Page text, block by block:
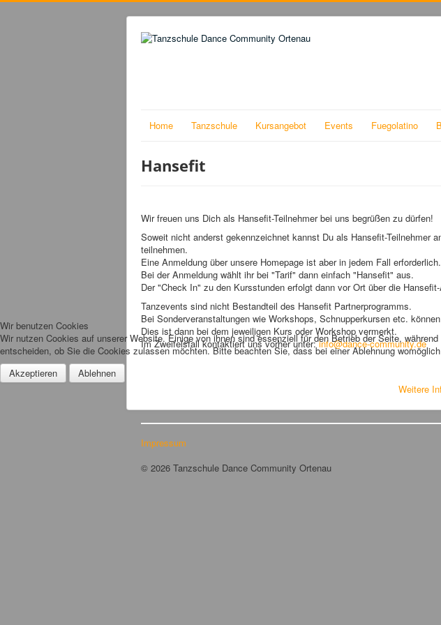
Home Tanzschule Kursangebot Events Fuegolatino
Hansefit
Wir freuen uns Dich als Hansefit-Teilnehmer bei uns begrüßen zu dürfen!
Soweit nicht anderst gekennzeichnet kannst Du als Hansefit-Teilnehmer
teilnehmen.
Eine Anmeldung über unsere Homepage ist aber in jedem Fall erforderlich.
Bei der Anmeldung wählt ihr bei "Tarif" dann einfach "Hansefit" aus.
Der "Check In" zu den Kursstunden erfolgt dann vor Ort über die
Tanzevents sind nicht Bestandteil des Hansefit Partnerprogramms.
Bei Sonderveranstaltungen wie Workshops, Schnupperkursen etc.
Dies ist dann bei dem jeweiligen Kurs oder Workshop vermerkt.
Im Zweifelsfall kontaktiert uns vorher unter:info@dance-community.de
Impressum
© 2026 Tanzschule Dance Community Ortenau
Wir benutzen Cookies
Wir nutzen Cookies auf unserer Website. Einige von ihnen sind essenziell für den Betrieb der Seite,
entscheiden, ob Sie die Cookies zulassen möchten. Bitte beachten Sie, dass bei einer Ablehnung
Akzeptieren
Ablehnen
Weitere